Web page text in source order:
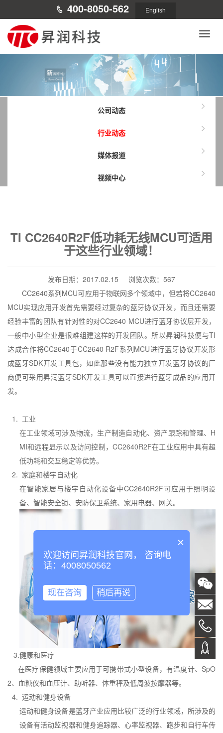
400-8050-562 English
Toggle
公司动态
行业动态
媒体报道
视频中心
TI CC2640R2F低功耗无线MCU可适用
于这些行业领域！
发布日期：2017.02.15 浏览次数：567
CC2640系列MCU可应用于物联网多个领域中，但若将CC2640
MCU实现应用开发首先需要经过复杂的蓝牙协议开发，而且还需要
经验丰富的团队有针对性的对CC2640 MCU进行蓝牙协议层开发，
一般中小型企业是很难组建这样的开发团队。所以昇润科技便与TI
达成合作将CC2640于CC2640 R2F系列MCU进行蓝牙协议开发形
成蓝牙SDK开发工具包，如此那些没有能力独立开发蓝牙协议的厂
商便可采用昇润蓝牙SDK开发工具可以直接进行蓝牙成品的应用开
发。
1. 工业
在工业领域可涉及物流，生产制造自动化、资产跟踪和管理、 H
MI和远程显示以及访问控制， CC2640R2F在工业应用中具有超
低功耗和交互稳定等优势。
2. 家庭和楼宇自动化
在智能家居与楼宇自动化设备中CC2640R2F可应用于照明设
备、智能安全锁、安防保卫系统、家用电器、网关。
3.健康和医疗
在医疗保健领域主要应用于可携带式小型设备，有温度计、SpO
2、血糖仪和血压计、助听器、体重秤及低周波按摩器等。
4. 运动和健身设备
运动和健身设备是蓝牙产业应用比较广泛的行业领域，所涉及的
设备有活动监视器和健身追踪器、心率监视器、跑步和自行车传
×
欢迎访问昇润科技官网， 咨询电
话：4008050562
现在咨询 稍后再说